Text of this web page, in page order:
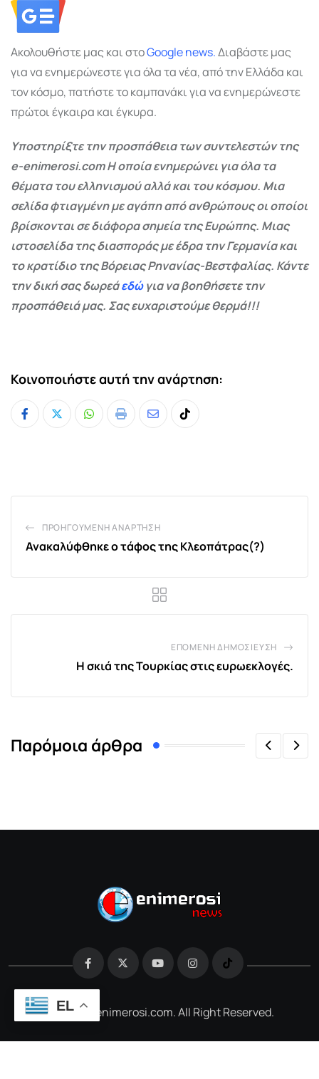
Ακολουθήστε μας και στοGooglenews.Διαβάστε μας
για να ενημερώνεστε για όλα τα νέα, από την Ελλάδα και
τον κόσμο, πατήστε το καμπανάκι για να ενημερώνεστε
πρώτοι έγκαιρα και έγκυρα.
Υποστηρίξτε την προσπάθεια των συντελεστών της
e-enimerosi.com Η οποία ενημερώνει για όλα τα
θέματα του ελληνισμού αλλά και του κόσμου. Μια
σελίδα φτιαγμένη με αγάπη από ανθρώπους οι οποίοι
βρίσκονται σε διάφορα σημεία της Ευρώπης. Μιας
ιστοσελίδα της διασποράς με έδρα την Γερμανία και
το κρατίδιο της Βόρειας Ρηνανίας-Βεστφαλίας. Κάντε
την δική σας δωρεάεδώγια να βοηθήσετε την
προσπάθειά μας. Σας ευχαριστούμε θερμά!!!
Κοινοποιήστε αυτή την ανάρτηση:
Whatsapp
Print
ShareTiktok
ΠΡΟΗΓΟΎΜΕΝΗ ΑΝΆΡΤΗΣΗ
Ανακαλύφθηκε ο τάφος της Κλεοπάτρας(?)
ΕΠΌΜΕΝΗ ΔΗΜΟΣΊΕΥΣΗ
Η σκιά της Τουρκίας στις ευρωεκλογές.
Παρόμοια άρθρα
@2026 e-enimerosi.com. All Right Reserved.
EL